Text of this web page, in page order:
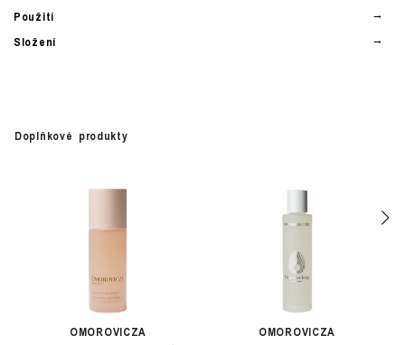
Použití
Složení
Doplňkové produkty
OMOROVICZA
OMOROVICZA